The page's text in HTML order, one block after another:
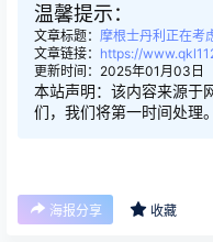
温馨提示：
文章标题： 摩根士丹利正在考
文章链接： https://
更新时间：2025年01月03日
本站声明：该内容来源于
们，我们将第一时间处理。
海报分享 收藏